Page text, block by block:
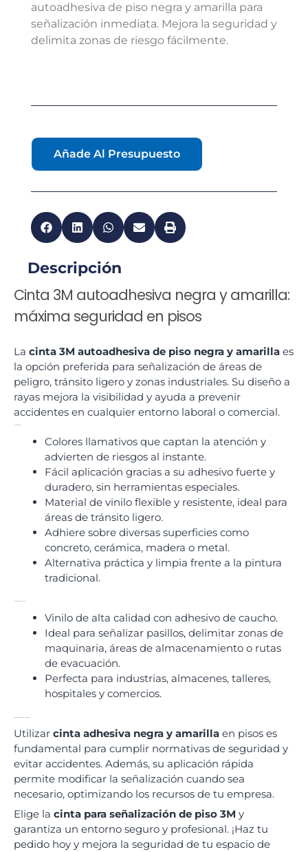
autoadhesiva de piso negra y amarilla para
señalización inmediata. Mejora la seguridad y
delimita zonas de riesgo fácilmente.
Añade Al Presupuesto
Descripción
Cinta 3M autoadhesiva negra y amarilla:
máxima seguridad en pisos
La cinta 3M autoadhesiva de piso negra y amarilla es
la opción preferida para señalización de áreas de
peligro, tránsito ligero y zonas industriales. Su diseño a
rayas mejora la visibilidad y ayuda a prevenir
accidentes en cualquier entorno laboral o comercial.
Colores llamativos que captan la atención y
advierten de riesgos al instante.
Fácil aplicación gracias a su adhesivo fuerte y
duradero, sin herramientas especiales.
Material de vinilo flexible y resistente, ideal para
áreas de tránsito ligero.
Adhiere sobre diversas superficies como
concreto, cerámica, madera o metal.
Alternativa práctica y limpia frente a la pintura
tradicional.
Vinilo de alta calidad con adhesivo de caucho.
Ideal para señalizar pasillos, delimitar zonas de
maquinaria, áreas de almacenamiento o rutas
de evacuación.
Perfecta para industrias, almacenes, talleres,
hospitales y comercios.
Utilizar cinta adhesiva negra y amarilla en pisos es
fundamental para cumplir normativas de seguridad y
evitar accidentes. Además, su aplicación rápida
permite modificar la señalización cuando sea
necesario, optimizando los recursos de tu empresa.
Elige la cinta para señalización de piso 3M y
garantiza un entorno seguro y profesional. ¡Haz tu
pedido hoy y mejora la seguridad de tu espacio de